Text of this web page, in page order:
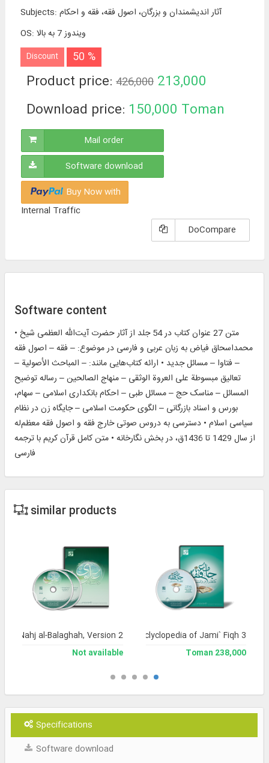
Subjects: آثار اندیشمندان و بزرگان، اصول فقه، فقه و احکام
OS: ویندوز 7 به بالا
Discount 50 %
Product price: 426,000 213,000
Toman
Download price: 150,000 Toman
Mail order
Software download
Buy Now with
Internal Traffic
DoCompare
Software content
• متن 27 عنوان كتاب در 54 جلد از آثار حضرت آیت‌الله العظمی شیخ
محمداسحاق فیاض به زبان عربی و فارسی در موضوع: – فقه – اصول فقه
– فتاوا – مسائل جدید • ارائه کتاب‌هایی مانند: – المباحث الأصولیة –
تعالیق مبسوطة علی العروة الوثقی – منهاج الصالحین – رساله توضیح
المسائل – مناسک حج – مسائل طبی – احکام بانکداری اسلامی – سهام،
بورس و اسناد بازرگانی – الگوی حکومت اسلامی – جایگاه زن در نظام
سیاسی اسلام • دسترسی به دروس صوتی خارج فقه و اصول فقه معظم‌له
از سال 1429 تا 1436ق، در بخش نگارخانه • متن کامل قرآن کریم با ترجمه
فارسی
similar products
Library and Enclyclopedia of Jami` Fiqh 3
238,000 Toman
of Nahj al-Balaghah, Version 2
Not available
Specifications
Software download